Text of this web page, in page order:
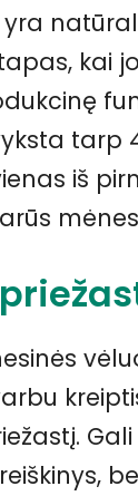
kai
tarp
iš